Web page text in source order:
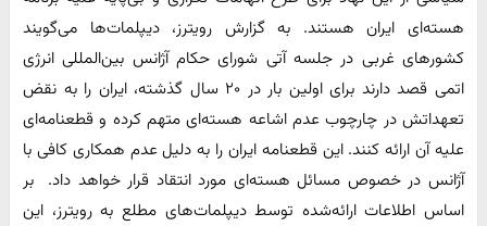
هسته‌ای ایران هستند. به گزارش رویترز، دیپلمات‌ها می‌گویند
کشورهای غربی در جلسه آتی شورای ‌حکام آژانس بین‌المللی انرژی
اتمی قصد دارند برای اولین بار در ۲۰ سال گذشته، ایران را به نقض
تعهداتش در چارچوب عدم اشاعه هسته‌ای متهم ‌کرده و قطعنامه‌ای
علیه آن ارائه کنند. این قطعنامه ایران را به ‌دلیل عدم همکاری کافی با
آژانس در خصوص مسائل هسته‌ای مورد انتقاد قرار خواهد داد. ‌ بر
اساس اطلاعات ارائه‌شده توسط دیپلمات‌های مطلع به رویترز، این